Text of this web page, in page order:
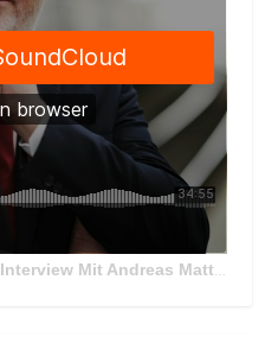
Interview Mit Andreas Matthä, CEO der ÖBB Holding